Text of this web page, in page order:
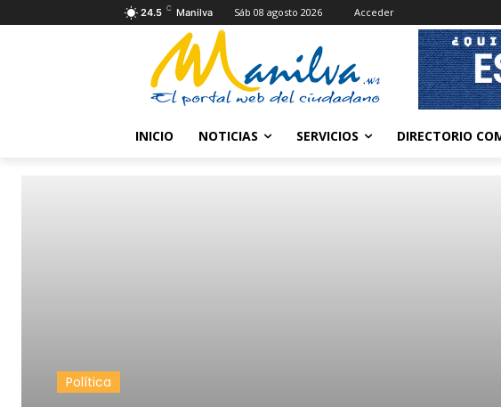
24.5 C Manilva Sáb 08 agosto 2026 Acceder
INICIO NOTICIAS SERVICIOS DIRECTORIO
Política